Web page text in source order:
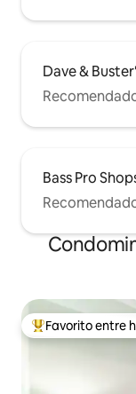
Dave &
Bass Pro
Favorito entre
Favorito entre